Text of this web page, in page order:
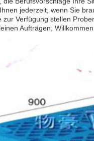
jederzeit, wenn Sie
zur Verfügung stellen
Aufträgen,